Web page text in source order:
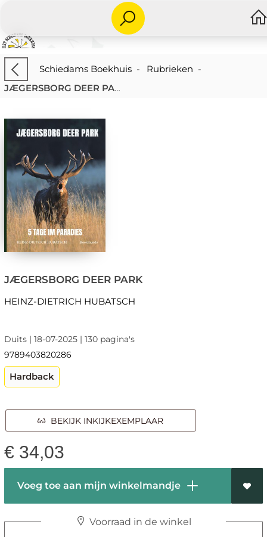
Schiedams Boekhuis- Rubrieken -
JÆGERSBORG DEER PARK
JÆGERSBORG DEER PARK
HEINZ-DIETRICH HUBATSCH
Duits | 18-07-2025 | 130 pagina's
9789403820286
Hardback
BEKIJK INKIJKEXEMPLAAR
€ 34,03
Voeg toe aan mijn winkelmandje
Voorraad in de winkel